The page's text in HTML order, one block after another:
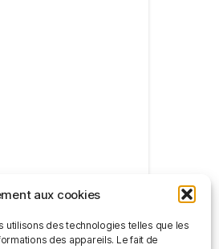
aux cookies
utilisons des technologies telles que les
des appareils. Le fait de